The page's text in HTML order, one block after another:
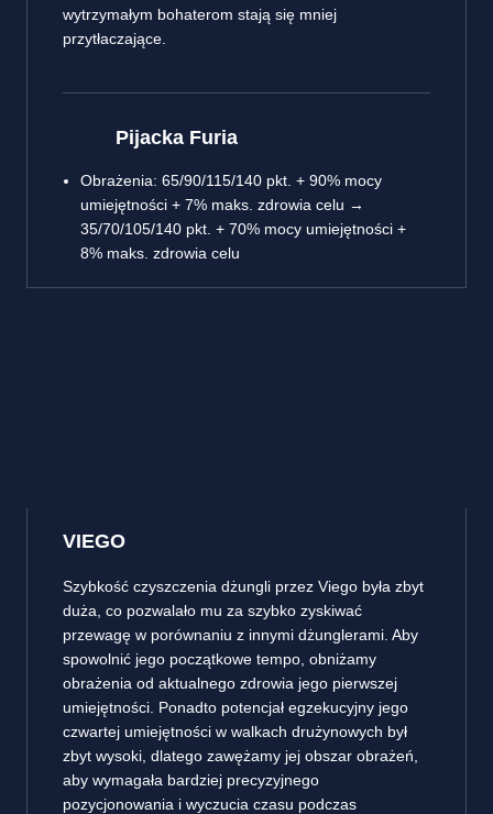
wytrzymałym bohaterom stają się mniej
przytłaczające.
Pijacka Furia
Obrażenia: 65/90/115/140 pkt. + 90% mocy
umiejętności + 7% maks. zdrowia celu →
35/70/105/140 pkt. + 70% mocy umiejętności +
8% maks. zdrowia celu
VIEGO
Szybkość czyszczenia dżungli przez Viego była zbyt
duża, co pozwalało mu za szybko zyskiwać
przewagę w porównaniu z innymi dżunglerami. Aby
spowolnić jego początkowe tempo, obniżamy
obrażenia od aktualnego zdrowia jego pierwszej
umiejętności. Ponadto potencjał egzekucyjny jego
czwartej umiejętności w walkach drużynowych był
zbyt wysoki, dlatego zawężamy jej obszar obrażeń,
aby wymagała bardziej precyzyjnego
pozycjonowania i wyczucia czasu podczas